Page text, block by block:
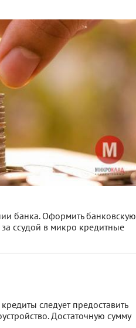
банка. Оформить банковскую
ссудой в микро кредитные
следует предоставить
Достаточную сумму